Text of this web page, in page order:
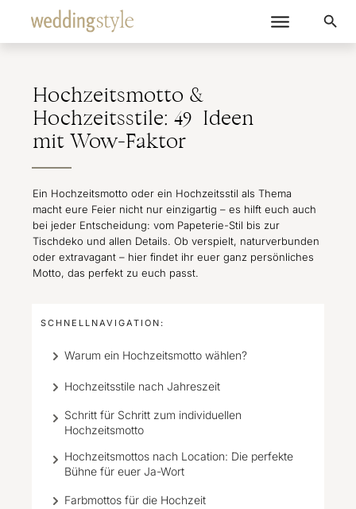
Hochzeitsmotto &
Hochzeitsstile: 49 Ideen
mit Wow-Faktor
Ein Hochzeitsmotto oder ein Hochzeitsstil als Thema
macht eure Feier nicht nur einzigartig – es hilft euch auch
bei jeder Entscheidung: vom Papeterie-Stil bis zur
Tischdeko und allen Details. Ob verspielt, naturverbunden
oder extravagant – hier findet ihr euer ganz persönliches
Motto, das perfekt zu euch passt.
SCHNELLNAVIGATION:
Warum ein Hochzeitsmotto wählen?
Hochzeitsstile nach Jahreszeit
Schritt für Schritt zum individuellen
Hochzeitsmotto
Hochzeitsmottos nach Location: Die perfekte
Bühne für euer Ja-Wort
Farbmottos für die Hochzeit